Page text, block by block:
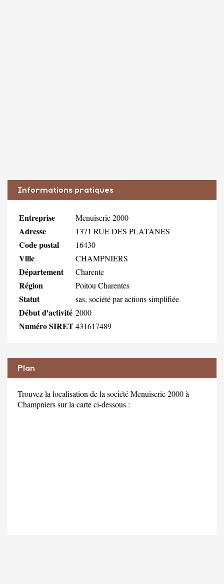
Informations pratiques
Entreprise Menuiserie 2000
Adresse 1371 RUE DES PLATANES
Code postal 16430
Ville CHAMPNIERS
Département Charente
Région Poitou Charentes
Statut sas, société par actions simplifiée
Début d'activité 2000
Numéro SIRET431617489
Plan
Trouvez la localisation de la société Menuiserie 2000 à
Champniers sur la carte ci-dessous :